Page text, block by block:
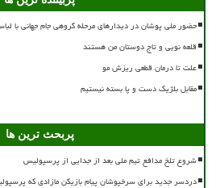
حضور ملی پوشان در دیدارهای مرحله گروهی جام جهانی با
قلعه نویی و تاج دوستان من هستند
علت تا درمان قطعی ریزش مو
مقابل بلژیک دست و پا بسته نیستیم
پربحث ترین ها
شروع تلخ مدافع تیم ملی بعد از جدایی از پرسپولیس
دردسر جدید برای سرخپوشان پیام بازیکن مازادی که